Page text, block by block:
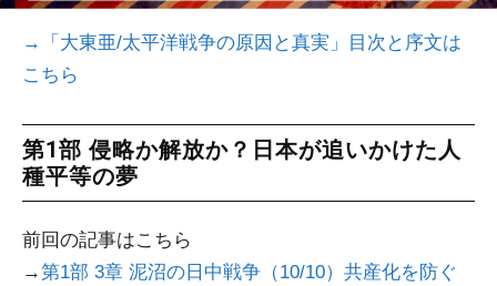
→
「大東亜/太平洋戦争の原因と真実」目次と序文は
こちら
第1部 侵略か解放か？日本が追いかけた人
種平等の夢
前回の記事はこちら
→第1部 3章 泥沼の日中戦争（10/10）共産化を防ぐ